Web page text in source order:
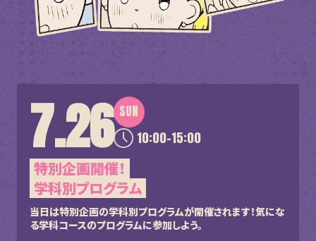
7.26 SUN
10:00-15:00
特別企画開催！
学科別プログラム
当日は特別企画の学科別プログラムが開催されます！気にな
る学科コースのプログラムに参加しよう。